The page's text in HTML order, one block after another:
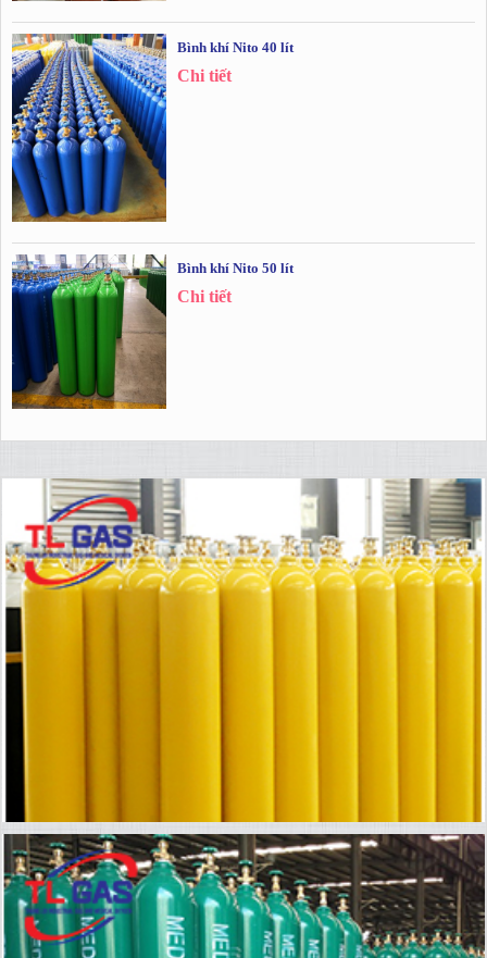
Bình khí Nito 40 lít
Chi tiết
Bình khí Nito 50 lít
Chi tiết